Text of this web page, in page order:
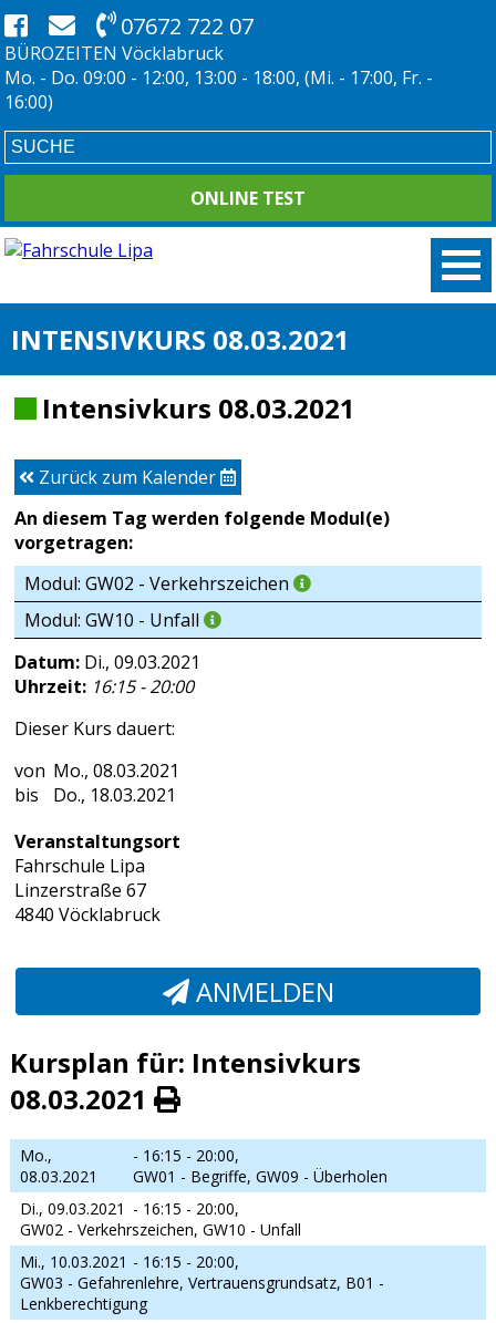
07672 722 07
BÜROZEITEN Vöcklabruck
Mo. - Do. 09:00 - 12:00, 13:00 - 18:00, (Mi. - 17:00, Fr. -
16:00)
ONLINE TEST
INTENSIVKURS 08.03.2021
Intensivkurs 08.03.2021
Zurück zum Kalender
An diesem Tag werden folgende Modul(e)
vorgetragen:
Modul: GW02 - Verkehrszeichen
Modul: GW10 - Unfall
Datum: Di., 09.03.2021
Uhrzeit: 16:15 - 20:00
Dieser Kurs dauert:
Mo., 08.03.2021
Do., 18.03.2021
Veranstaltungsort
Fahrschule Lipa
Linzerstraße 67
4840 Vöcklabruck
ANMELDEN
Kursplan für: Intensivkurs
08.03.2021
Mo.,
08.03.2021
- 16:15 - 20:00,
GW01 - Begriffe, GW09 - Überholen
Di., 09.03.2021 - 16:15 - 20:00,
GW02 - Verkehrszeichen, GW10 - Unfall
Mi., 10.03.2021 - 16:15 - 20:00,
GW03 - Gefahrenlehre, Vertrauensgrundsatz, B01 -
Lenkberechtigung